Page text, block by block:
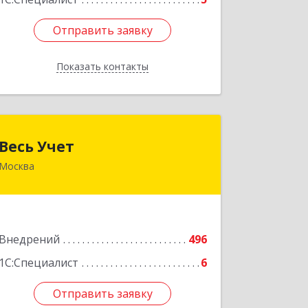
Отправить заявку
Показать контакты
Отправить заявку
Назад
Весь Учет
Москва
Внедрений
496
1С:Специалист
6
Отправить заявку
109004, Москва г, Николоямская ул,
Отправить заявку